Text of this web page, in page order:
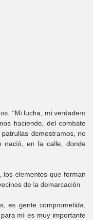
“Mi lucha, mi verdadero
haciendo, del combate
demostramos, no
nació, en la calle, donde
los elementos que forman
de la demarcación
es gente comprometida,
mí es muy importante